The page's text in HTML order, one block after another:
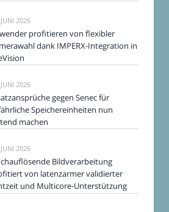
2026
profitieren von flexibler
dank IMPERX-Integration in
2026
gegen Senec für
Speichereinheiten nun
machen
2026
Bildverarbeitung
von latenzarmer validierter
und Multicore-Unterstützung